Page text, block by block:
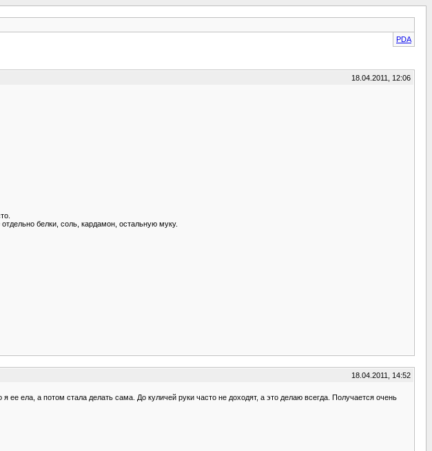
PDA
18.04.2011, 12:06
белки, соль, кардамон, остальную муку.
18.04.2011, 14:52
ела, а потом стала делать сама. До куличей руки часто не доходят, а это делаю всегда. Получается очень